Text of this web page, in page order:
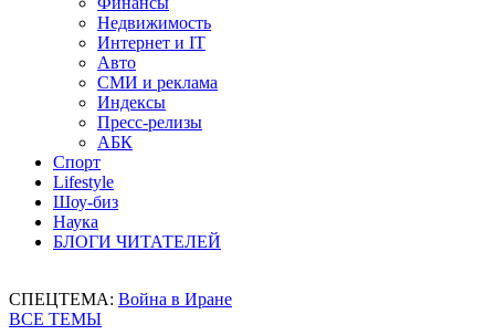
Недвижимость
Интернет и IT
Авто
СМИ и реклама
Индексы
Пресс-релизы
АБК
Спорт
Lifestyle
Шоу-биз
Наука
БЛОГИ ЧИТАТЕЛЕЙ
СПЕЦТЕМА: Война в Иране
ВСЕ ТЕМЫ